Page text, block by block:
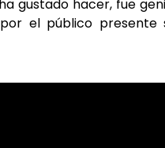
gustado hacer, fue
el público